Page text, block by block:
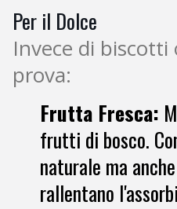
Per il Dolce
Invece di biscotti
prova:
Frutta Fresca:
frutti di bosco.
naturale ma
rallentano